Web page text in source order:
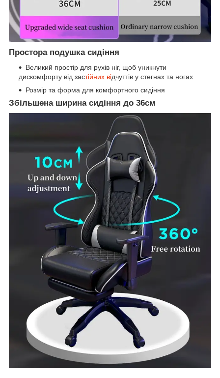
Простора подушка сидіння
Великий простір для рухів ніг, щоб уникнути
дискомфорту від застійних відчуттів у стегнах та ногах
Розмір та форма для комфортного сидіння
Збільшена ширина сидіння до 36см